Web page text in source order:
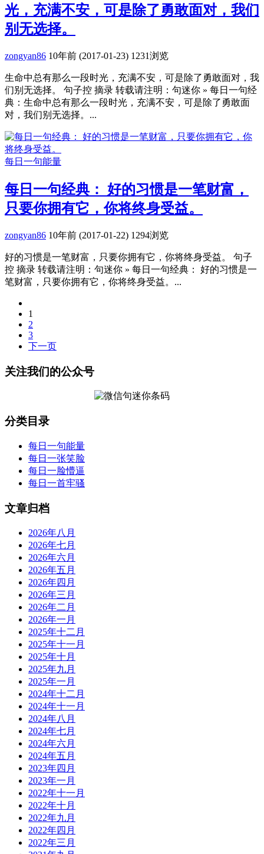
光，充满不安，可是除了勇敢面对，我们
别无选择。
zongyan86 10年前 (2017-01-23) 1231浏览
生命中总有那么一段时光，充满不安，可是除了勇敢面对，我
们别无选择。 句子控 摘录 转载请注明：句迷你 » 每日一句经
典：生命中总有那么一段时光，充满不安，可是除了勇敢面
对，我们别无选择。...
每日一句能量
每日一句经典： 好的习惯是一笔财富，
只要你拥有它，你将终身受益。
zongyan86 10年前 (2017-01-22) 1294浏览
好的习惯是一笔财富，只要你拥有它，你将终身受益。 句子
控 摘录 转载请注明：句迷你 » 每日一句经典： 好的习惯是一
笔财富，只要你拥有它，你将终身受益。...
1
2
3
下一页
关注我们的公众号
分类目录
每日一句能量
每日一张笑脸
每日一脸懵逼
每日一首牢骚
文章归档
2026年八月
2026年七月
2026年六月
2026年五月
2026年四月
2026年三月
2026年二月
2026年一月
2025年十二月
2025年十一月
2025年十月
2025年九月
2025年一月
2024年十二月
2024年十一月
2024年八月
2024年七月
2024年六月
2024年五月
2023年四月
2023年一月
2022年十一月
2022年十月
2022年九月
2022年四月
2022年三月